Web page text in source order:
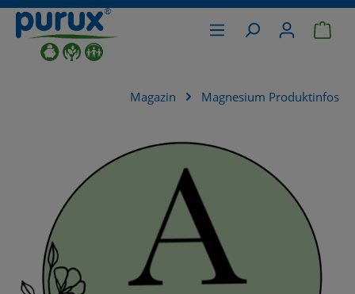
springen
Magazin Magnesium Produktinfos